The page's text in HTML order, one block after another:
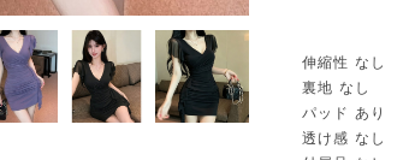
伸縮性 なし
裏地 なし
パッド あり
透け感 なし